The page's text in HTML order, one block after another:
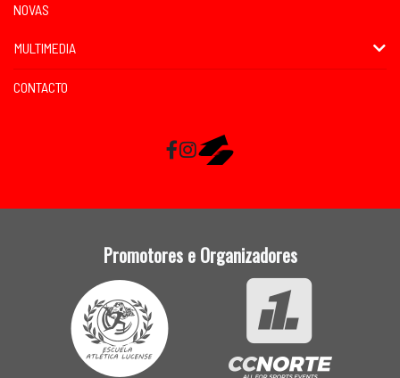
NOVAS
MULTIMEDIA
CONTACTO
Facebook
InstagramRaceMapp
Promotores e Organizadores